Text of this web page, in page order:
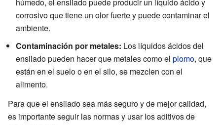
húmedo, el ensilado puede producir un líquido ácido y
corrosivo que tiene un olor fuerte y puede contaminar el
ambiente.
Contaminación por metales: Los líquidos ácidos del
ensilado pueden hacer que metales como el plomo, que
están en el suelo o en el silo, se mezclen con el
alimento.
Para que el ensilado sea más seguro y de mejor calidad,
es importante seguir las normas y usar los aditivos de